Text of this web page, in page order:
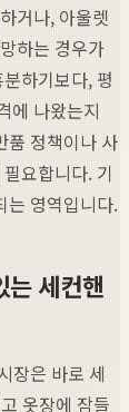
거나, 아울렛
하는 경우가
하기보다, 평
에 나왔는지
품 정책이나 사
요합니다. 기
는 영역입니다.
는 세컨핸
장은 바로 세
옷장에 잠들